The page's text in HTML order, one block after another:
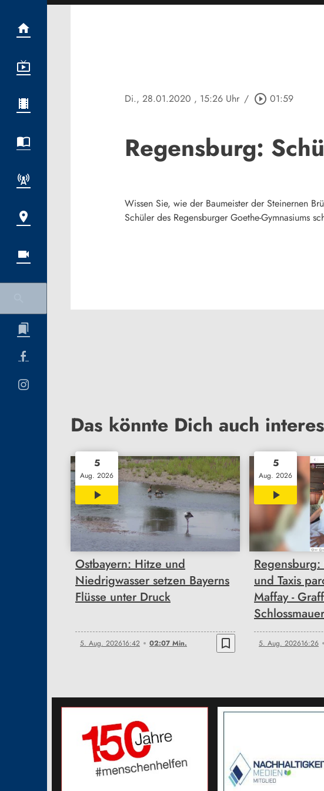
Di., 28.01.2020 , 15:26 Uhr / play_circle_outline 01:59
Regensburg:
Wissen Sie, wie der Baumeister der Steinernen
Schüler des Regensburger Goethe-Gymnasiums
Das könnte Dich auch
5
Aug. 2026
02:07
Ostbayern: Hitze und
Niedrigwasser setzen Bayerns
Flüsse unter Druck
5. Aug. 202616:42 02:07 Min. bookmark_border
5
Aug. 2026
00:51
und Taxis
Maffay -
Schlossmauer
5. Aug. 202616:26